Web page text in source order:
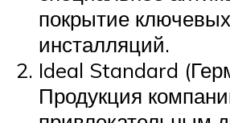
покрытие
инсталляций.
Ideal Standard
Продукция